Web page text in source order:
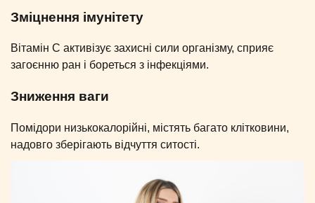
Зміцнення імунітету
Вітамін С активізує захисні сили організму, сприяє
загоєнню ран і бореться з інфекціями.
Зниження ваги
Помідори низькокалорійні, містять багато клітковини,
надовго зберігають відчуття ситості.